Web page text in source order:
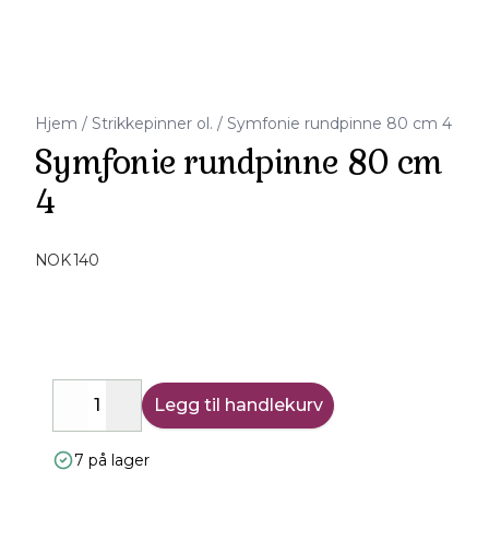
Hjem / Strikkepinner ol. / Symfonie rundpinne 80 cm 4
Symfonie rundpinne 80 cm
4
NOK 140
DecreaseIncrease
Legg til handlekurv
7 på lager